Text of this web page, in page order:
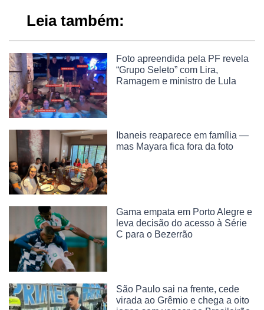
Leia também:
Foto apreendida pela PF revela
“Grupo Seleto” com Lira,
Ramagem e ministro de Lula
Ibaneis reaparece em família —
mas Mayara fica fora da foto
Gama empata em Porto Alegre e
leva decisão do acesso à Série
C para o Bezerrão
São Paulo sai na frente, cede
virada ao Grêmio e chega a oito